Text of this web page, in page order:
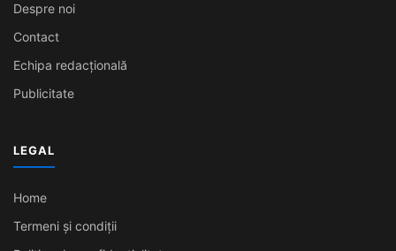
Despre noi
Contact
Echipa redacțională
Publicitate
LEGAL
Home
Termeni și condiții